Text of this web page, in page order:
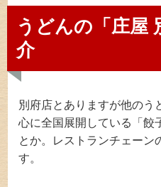
うどんの「庄屋
介
別府店とありますが他のう
心に全国展開している「餃
とか。レストランチェーン
す。